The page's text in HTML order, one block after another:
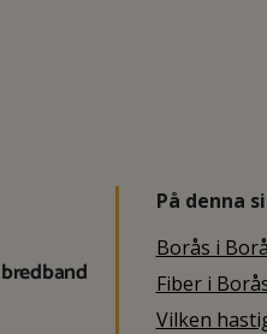
På denna
Borås i
Fiber i
Vilken